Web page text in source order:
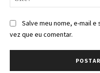
Salve meu nome, e-mail
vez que eu comentar.